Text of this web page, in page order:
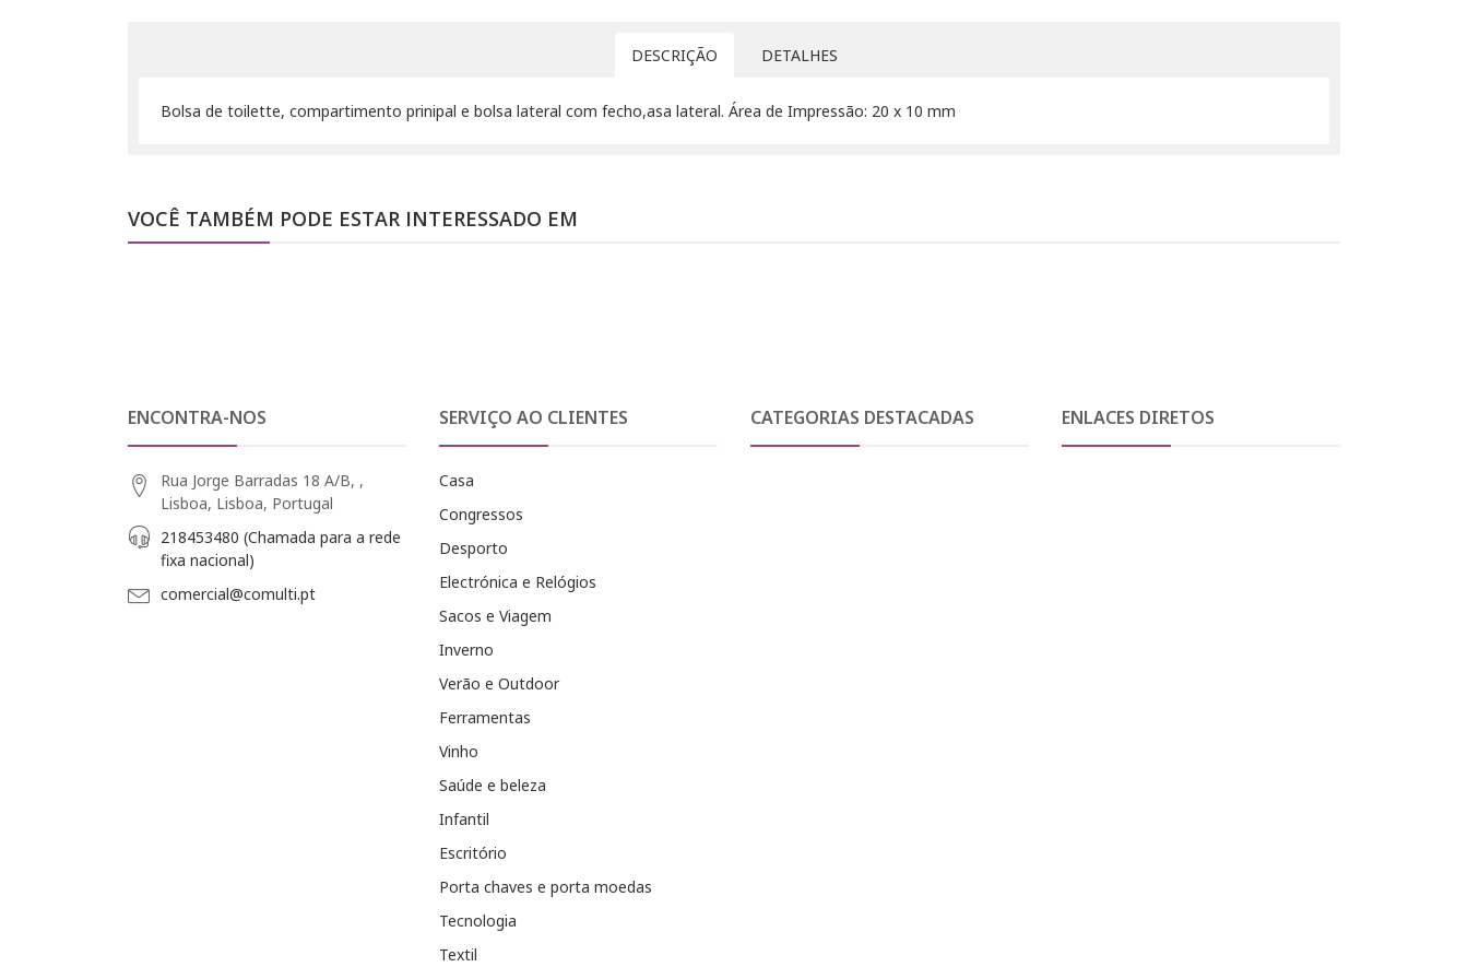
DESCRIÇÃO DETALHES
Bolsa de toilette, compartimento prinipal e bolsa lateral com fecho,asa lateral. Área de Impressão: 20 x 10 mm
VOCÊ TAMBÉM PODE ESTAR INTERESSADO EM
ENCONTRA-NOS
Rua Jorge Barradas 18 A/B, ,
Lisboa, Lisboa, Portugal
218453480 (Chamada para a rede
fixa nacional)
comercial@comulti.pt
SERVIÇO AO CLIENTES
Casa
Congressos
Desporto
Electrónica e Relógios
Sacos e Viagem
Inverno
Verão e Outdoor
Ferramentas
Vinho
Saúde e beleza
Infantil
Escritório
Porta chaves e porta moedas
Tecnologia
Textil
CATEGORIAS DESTACADAS ENLACES DIRETOS